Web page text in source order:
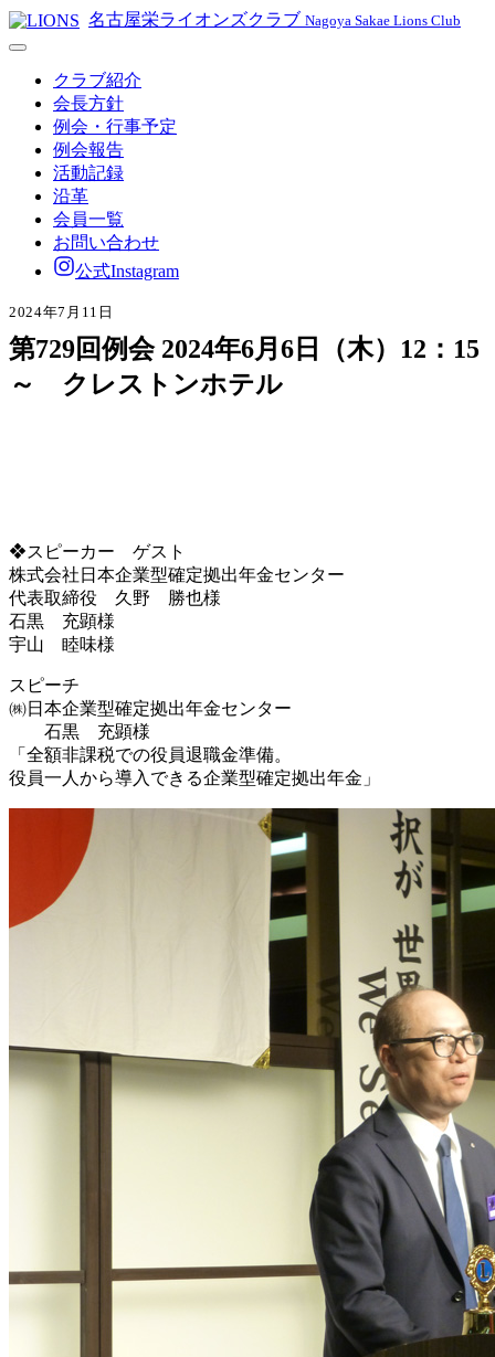
名古屋栄ライオンズクラブ Nagoya Sakae Lions Club
クラブ紹介
会長方針
例会・行事予定
例会報告
活動記録
沿革
会員一覧
お問い合わせ
公式Instagram
2024年7月11日
第729回例会 2024年6月6日（木）12：15
～ クレストンホテル
❖スピーカー ゲスト
株式会社日本企業型確定拠出年金センター
代表取締役 久野 勝也様
石黒 充顕様
宇山 睦味様
スピーチ
㈱日本企業型確定拠出年金センター
石黒 充顕様
「全額非課税での役員退職金準備。
役員一人から導入できる企業型確定拠出年金」